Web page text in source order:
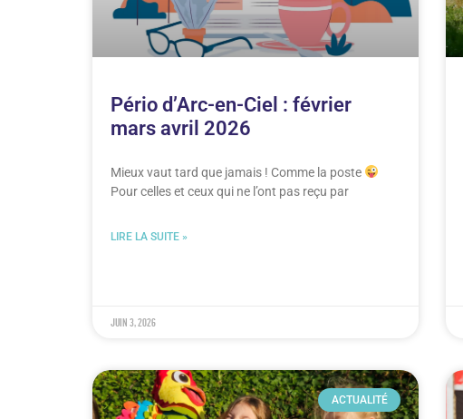
Pério d’Arc-en-Ciel : février
mars avril 2026
Mieux vaut tard que jamais ! Comme la poste
Pour celles et ceux qui ne l’ont pas reçu par
LIRE LA SUITE »
juin 3, 2026
ACTUALITÉ